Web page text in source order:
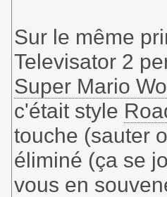
Sur le même
Televisator 2
Super Mario
c'était style
touche (sauter
éliminé (ça se
vous en